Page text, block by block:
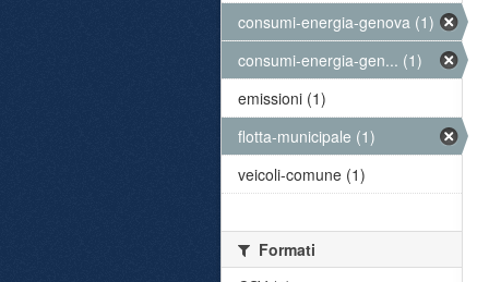
consumi-energia-genova (1)
consumi-energia-gen... (1)
emissioni (1)
flotta-municipale (1)
veicoli-comune (1)
Formati